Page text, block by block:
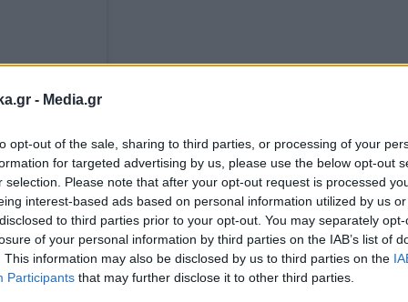
- Media.gr
opt-out of the sale, sharing to third parties, or processing of your
for targeted advertising by us, please use the below opt-out
selection. Please note that after your opt-out request is processed
interest-based ads based on personal information utilized by us
to third parties prior to your opt-out. You may separately
of your personal information by third parties on the IAB’s list of
This information may also be disclosed by us to third parties on the
Participants that may further disclose it to other third parties.
της άλλαξε τη ζωή
να γίνει μητέρα, εξηγώντας πως τότε
«Στα 37 μου είχα ζήσει τα πάντα και